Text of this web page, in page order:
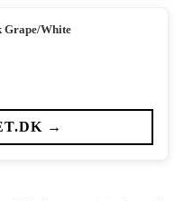
Grape/White
→